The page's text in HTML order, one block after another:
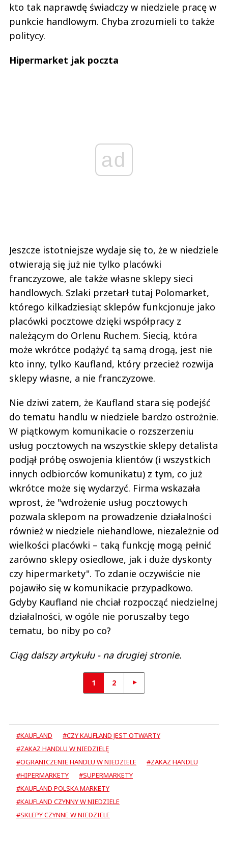
kto tak naprawdę świadczy w niedziele pracę w
punkcie handlowym. Chyba zrozumieli to także
politycy.
Hipermarket jak poczta
ad
Jeszcze istotniejsze wydaje się to, że w niedziele
otwierają się już nie tylko placówki
franczyzowe, ale także własne sklepy sieci
handlowych. Szlaki przetarł tutaj Polomarket,
którego kilkadziesiąt sklepów funkcjonuje jako
placówki pocztowe dzięki współpracy z
należącym do Orlenu Ruchem. Siecią, która
może wkrótce podążyć tą samą drogą, jest nie
kto inny, tylko Kaufland, który przecież rozwija
sklepy własne, a nie franczyzowe.
Nie dziwi zatem, że Kaufland stara się podejść
do tematu handlu w niedziele bardzo ostrożnie.
W piątkowym komunikacie o rozszerzeniu
usług pocztowych na wszystkie sklepy detalista
podjął próbę oswojenia klientów (i wszystkich
innych odbiorców komunikatu) z tym, co już
wkrótce może się wydarzyć. Firma wskazała
wprost, że "wdrożenie usług pocztowych
pozwala sklepom na prowadzenie działalności
również w niedziele niehandlowe, niezależnie od
wielkości placówki – taką funkcję mogą pełnić
zarówno sklepy osiedlowe, jak i duże dyskonty
czy hipermarkety". To zdanie oczywiście nie
pojawiło się w komunikacie przypadkowo.
Gdyby Kaufland nie chciał rozpocząć niedzielnej
działalności, w ogóle nie poruszałby tego
tematu, bo niby po co?
Ciąg dalszy artykułu - na drugiej stronie.
1 2
#KAUFLAND
#CZY KAUFLAND JEST OTWARTY
#ZAKAZ HANDLU W NIEDZIELĘ
#OGRANICZENIE HANDLU W NIEDZIELE
#ZAKAZ HANDLU
#HIPERMARKETY
#SUPERMARKETY
#KAUFLAND POLSKA MARKETY
#KAUFLAND CZYNNY W NIEDZIELE
#SKLEPY CZYNNE W NIEDZIELE